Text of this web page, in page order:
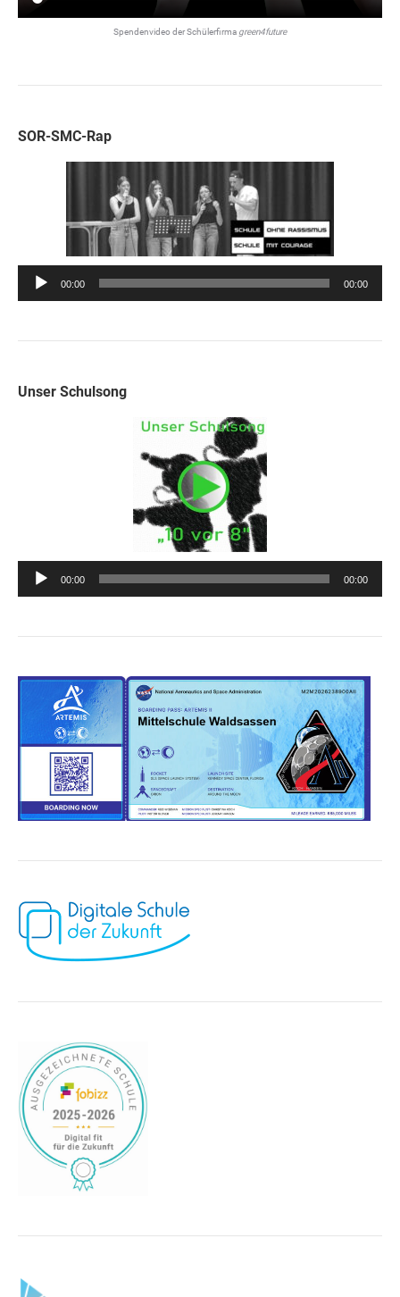
Spendenvideo der Schülerfirma green4future
SOR-SMC-Rap
Audio-
Player
00:00 00:00
Unser Schulsong
Audio-
Player
00:00 00:00